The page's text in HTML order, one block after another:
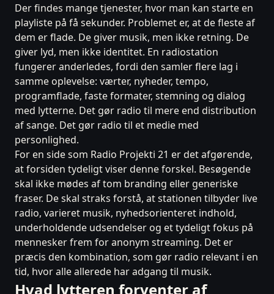
Der findes mange tjenester, hvor man kan starte en
playliste på få sekunder. Problemet er, at de fleste af
dem er flade. De giver musik, men ikke retning. De
giver lyd, men ikke identitet. En radiostation
fungerer anderledes, fordi den samler flere lag i
samme oplevelse: værter, nyheder, tempo,
programflade, faste formater, stemning og dialog
med lytterne. Det gør radio til mere end distribution
af sange. Det gør radio til et medie med
personlighed.
For en side som Radio Projekti 21 er det afgørende,
at forsiden tydeligt viser denne forskel. Besøgende
skal ikke mødes af tom branding eller generiske
fraser. De skal straks forstå, at stationen tilbyder live
radio, varieret musik, nyhedsorienteret indhold,
underholdende udsendelser og et tydeligt fokus på
mennesker frem for anonym streaming. Det er
præcis den kombination, som gør radio relevant i en
tid, hvor alle allerede har adgang til musik.
Hvad lytteren forventer af